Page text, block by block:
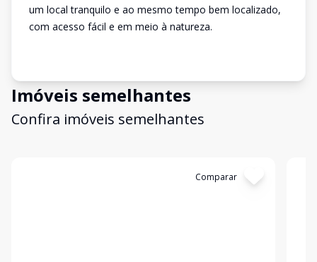
um local tranquilo e ao mesmo tempo bem localizado,
com acesso fácil e em meio à natureza.
Imóveis semelhantes
Confira imóveis semelhantes
Comparar